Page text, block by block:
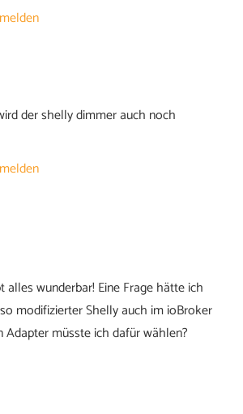
der shelly dimmer auch noch
alles wunderbar! Eine Frage hätte ich
modifizierter Shelly auch im ioBroker
Adapter müsste ich dafür wählen?